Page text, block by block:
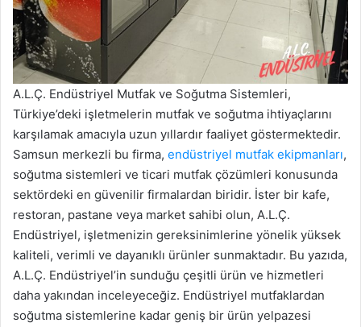
A.L.Ç. Endüstriyel Mutfak ve Soğutma Sistemleri,
Türkiye’deki işletmelerin mutfak ve soğutma ihtiyaçlarını
karşılamak amacıyla uzun yıllardır faaliyet göstermektedir.
Samsun merkezli bu firma, endüstriyel mutfak ekipmanları,
soğutma sistemleri ve ticari mutfak çözümleri konusunda
sektördeki en güvenilir firmalardan biridir. İster bir kafe,
restoran, pastane veya market sahibi olun, A.L.Ç.
Endüstriyel, işletmenizin gereksinimlerine yönelik yüksek
kaliteli, verimli ve dayanıklı ürünler sunmaktadır. Bu yazıda,
A.L.Ç. Endüstriyel’in sunduğu çeşitli ürün ve hizmetleri
daha yakından inceleyeceğiz. Endüstriyel mutfaklardan
soğutma sistemlerine kadar geniş bir ürün yelpazesi